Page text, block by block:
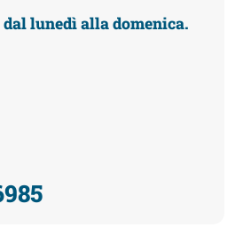
lunedì alla domenica.